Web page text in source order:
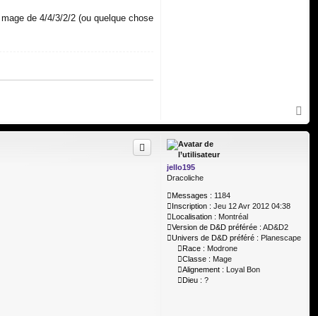
de 4/4/3/2/2 (ou quelque chose
a
u
jello195
Dracoliche
Messages : 1184
Inscription : Jeu 12 Avr 2012 04:38
Localisation : Montréal
Version de D&D préférée : AD&D2
Univers de D&D préféré : Planescape
Race : Modrone
Classe : Mage
Alignement : Loyal Bon
Dieu : ?